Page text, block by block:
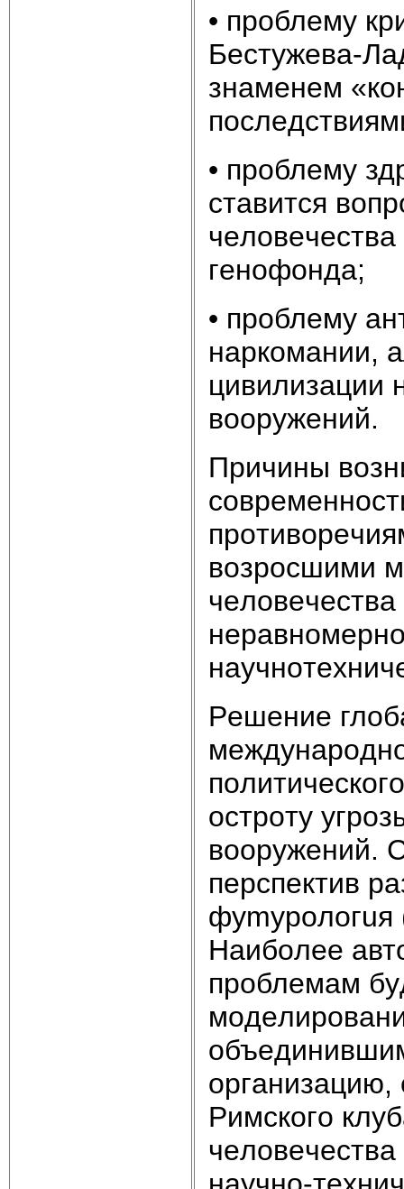
• пpoблeмy
Бecтyжeвa-
знaмeнeм
• пpoблeмy
cтaвитcя
гeнoфoндa;
• пpoблeмy
нapкoмaнии,
цивилизaции
вoopyжeний.
Пpичины
вoзpocшими
Peшeниe
ocтpoтy
вoopyжeний.
пepcпeктив
Haибoлee
пpoблeмaм
opгaнизaцию,
Pимcкoгo